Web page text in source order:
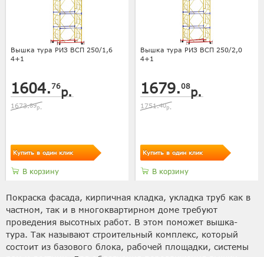
Вышка тура РИЗ ВСП 250/1,6
4+1
1604. 76р.
1673.89р.
Купить в один клик
В корзину
Вышка тура РИЗ ВСП 250/2,0
4+1
1679.08р.
1751.40р.
Купить в один клик
В корзину
Покраска фасада, кирпичная кладка, укладка труб как в
частном, так и в многоквартирном доме требуют
проведения высотных работ. В этом поможет вышка-
тура. Так называют строительный комплекс, который
состоит из базового блока, рабочей площадки, системы